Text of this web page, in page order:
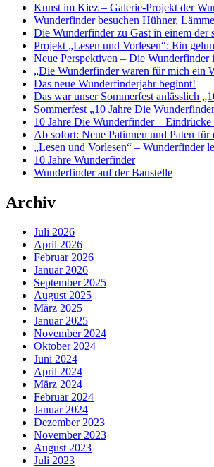
Kunst im Kiez – Galerie-Projekt der
Wunderfinder besuchen Hühner,
Die Wunderfinder zu Gast in einem der
Projekt „Lesen und Vorlesen“: Ein
Neue Perspektiven – Die
„Die Wunderfinder waren für mich ein
Das neue Wunderfinderjahr beginnt!
Das war unser Sommerfest anlässlich
Sommerfest „10 Jahre Die
10 Jahre Die Wunderfinder – Eindrücke
Ab sofort: Neue Patinnen und Paten für
„Lesen und Vorlesen“ – Wunderfinder
10 Jahre Wunderfinder
Wunderfinder auf der Baustelle
Archiv
Juli 2026
April 2026
Februar 2026
Januar 2026
September 2025
August 2025
März 2025
Januar 2025
November 2024
Oktober 2024
Juni 2024
April 2024
März 2024
Februar 2024
Januar 2024
Dezember 2023
November 2023
August 2023
Juli 2023